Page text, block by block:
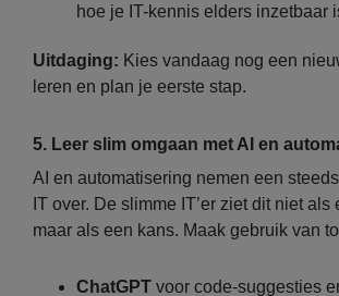
hoe je IT-kennis elders inzetbaar
Uitdaging: Kies vandaag nog een
leren en plan je eerste stap.
5. Leer slim omgaan met AI en
AI en automatisering nemen een
IT over. De slimme IT’er ziet dit niet
maar als een kans. Maak gebruik van
ChatGPT voor code-suggesties